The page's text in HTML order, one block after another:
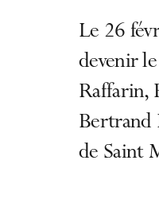
Le 26
devenir
Raffarin,
Bertrand
de Saint